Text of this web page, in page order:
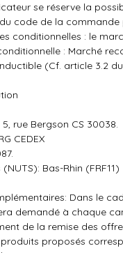
se réserve la
du code de la commande
conditionnelles : le
: Marché
(Cf. article 3.2
rue Bergson CS 30038.
CEDEX
Bas-Rhin (FRF11)
Dans le
demandé à chaque
de la remise des
proposés